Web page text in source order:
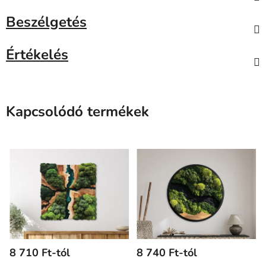
Beszélgetés
Értékelés
Kapcsolódó termékek
8 710 Ft-tól 8 740 Ft-tól